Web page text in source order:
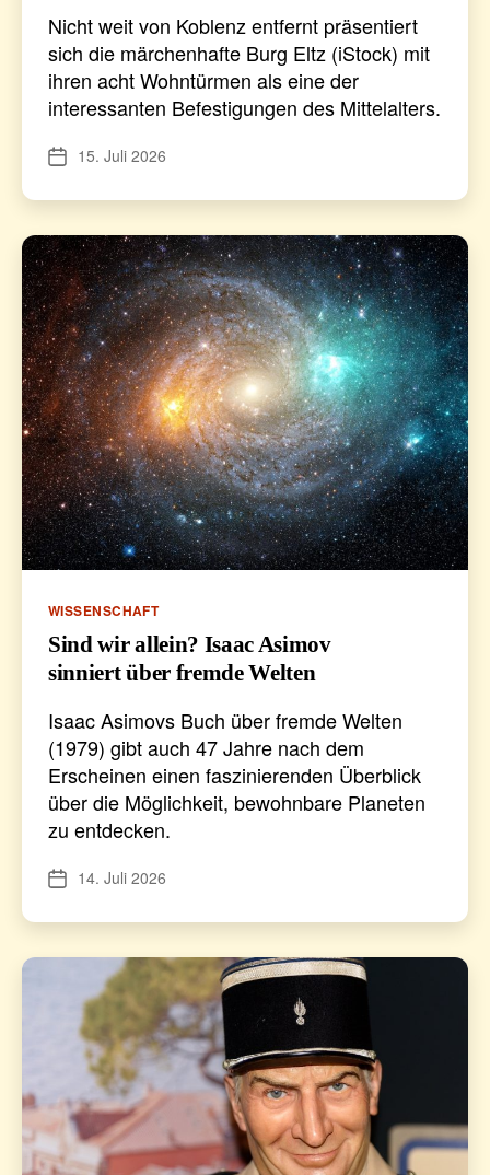
Nicht weit von Koblenz entfernt präsentiert
sich die märchenhafte Burg Eltz (iStock) mit
ihren acht Wohntürmen als eine der
interessanten Befestigungen des Mittelalters.
Veröffentlichungsdatum
15. Juli 2026
Kategorien
WISSENSCHAFT
Sind wir allein? Isaac Asimov
sinniert über fremde Welten
Isaac Asimovs Buch über fremde Welten
(1979) gibt auch 47 Jahre nach dem
Erscheinen einen faszinierenden Überblick
über die Möglichkeit, bewohnbare Planeten
zu entdecken.
Veröffentlichungsdatum
14. Juli 2026